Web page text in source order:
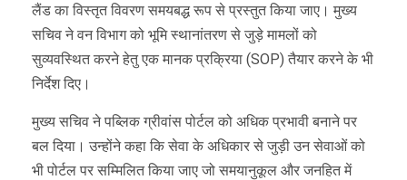
लैंड का विस्तृत विवरण समयबद्ध रूप से प्रस्तुत किया जाए। मुख्य
सचिव ने वन विभाग को भूमि स्थानांतरण से जुड़े मामलों को
सुव्यवस्थित करने हेतु एक मानक प्रक्रिया (SOP) तैयार करने के भी
निर्देश दिए।
मुख्य सचिव ने पब्लिक ग्रीवांस पोर्टल को अधिक प्रभावी बनाने पर
बल दिया। उन्होंने कहा कि सेवा के अधिकार से जुड़ी उन सेवाओं को
भी पोर्टल पर सम्मिलित किया जाए जो समयानुकूल और जनहित में